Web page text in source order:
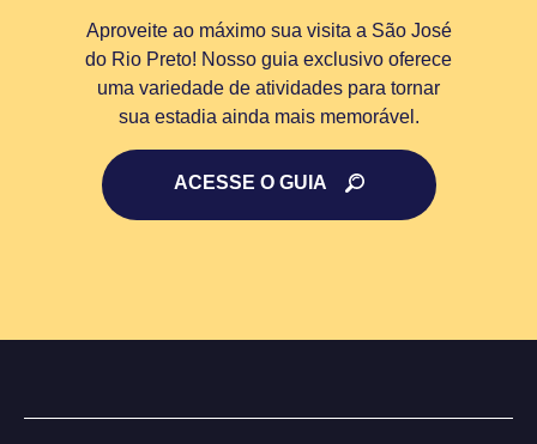
Aproveite ao máximo sua visita a São José
do Rio Preto! Nosso guia exclusivo oferece
uma variedade de atividades para tornar
sua estadia ainda mais memorável.
ACESSE O GUIA